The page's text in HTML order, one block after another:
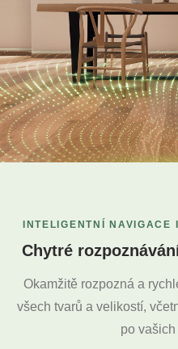
INTELIGENTNÍ
Chytré
Okamžitě rozpozná a
všech tvarů a velikostí,
po